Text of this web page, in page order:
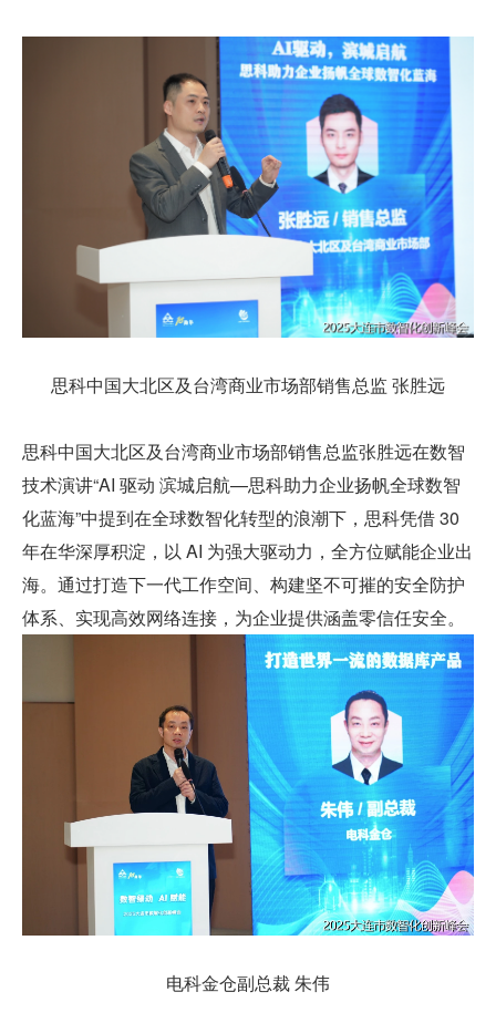
思科中国大北区及台湾商业市场部销售总监 张胜远
思科中国大北区及台湾商业市场部销售总监张胜远在数智
技术演讲“AI 驱动 滨城启航—思科助力企业扬帆全球数智
化蓝海”中提到在全球数智化转型的浪潮下，思科凭借 30
年在华深厚积淀，以 AI 为强大驱动力，全方位赋能企业出
海。通过打造下一代工作空间、构建坚不可摧的安全防护
体系、实现高效网络连接，为企业提供涵盖零信任安全。
电科金仓副总裁 朱伟